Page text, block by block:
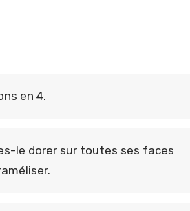
en 4.
le dorer sur toutes ses faces